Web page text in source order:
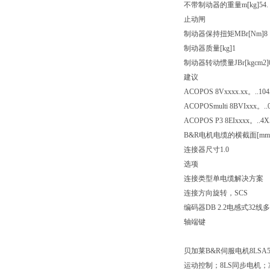
不带制动器的重量m[kg]54.
止动闸
制动器保持扭矩MBr[Nm]8
制动器质量[kg]1
制动器转动惯量
建议
ACOPOS 8Vxxxx.xx。..
ACOPOSmulti 8BVIxxx。..
ACOPOS P3 8EIxxxx。
B&R电机电缆的横截面
连接器尺寸1.0
选项
连接类型单电缆解决方案
连接方向旋转，SCS
编码器DB 2.2电感式32线
轴端键
贝加莱B&R伺服电机
运动控制；8LS同步电机